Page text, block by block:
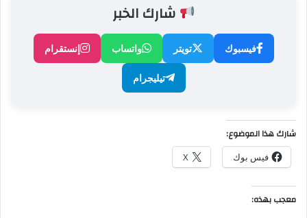
شارك الخبر
فيسبوك تويتر واتساب إنستقرام
تيليجرام
شارك هذا الموضوع:
فيس بوك X
معجب بهذه: